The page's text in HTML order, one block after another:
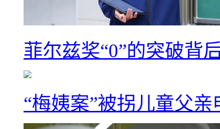
菲尔兹奖“0”的突破背
“梅姨案”被拐儿童父